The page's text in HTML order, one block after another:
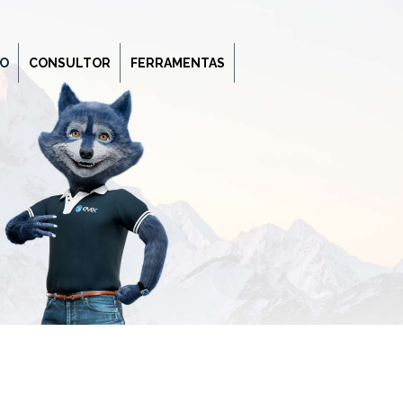
CONSULTOR FERRAMENTAS